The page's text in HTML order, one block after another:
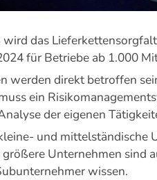
wird das
für Betriebe ab 1.000
werden direkt betroffen
ein
der eigenen
und mittelständische
Unternehmen sind
wissen.